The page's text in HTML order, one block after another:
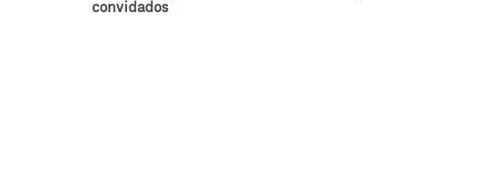
convidados